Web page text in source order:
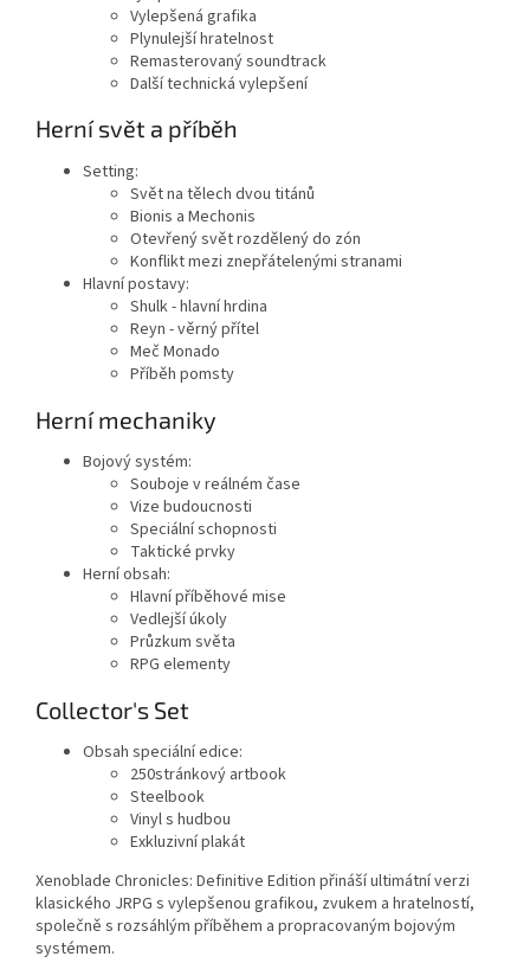
Vylepšená grafika
Plynulejší hratelnost
Remasterovaný soundtrack
Další technická vylepšení
Herní svět a příběh
Setting:
Svět na tělech dvou titánů
Bionis a Mechonis
Otevřený svět rozdělený do zón
Konflikt mezi znepřátelenými stranami
Hlavní postavy:
Shulk - hlavní hrdina
Reyn - věrný přítel
Meč Monado
Příběh pomsty
Herní mechaniky
Bojový systém:
Souboje v reálném čase
Vize budoucnosti
Speciální schopnosti
Taktické prvky
Herní obsah:
Hlavní příběhové mise
Vedlejší úkoly
Průzkum světa
RPG elementy
Collector's Set
Obsah speciální edice:
250stránkový artbook
Steelbook
Vinyl s hudbou
Exkluzivní plakát
Xenoblade Chronicles: Definitive Edition přináší ultimátní verzi
klasického JRPG s vylepšenou grafikou, zvukem a hratelností,
společně s rozsáhlým příběhem a propracovaným bojovým
systémem.